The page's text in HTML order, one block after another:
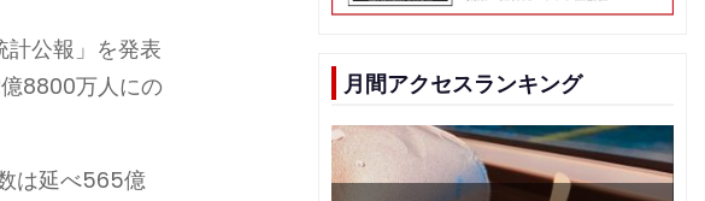
公報」を発表
8800万人にの
は延べ565億
月間アクセスランキング